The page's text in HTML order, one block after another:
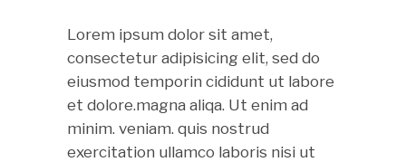
Lorem ipsum dolor sit amet,
consectetur adipisicing elit, sed do
eiusmod temporin cididunt ut labore
et dolore.magna aliqa. Ut enim ad
minim. veniam. quis nostrud
exercitation ullamco laboris nisi ut